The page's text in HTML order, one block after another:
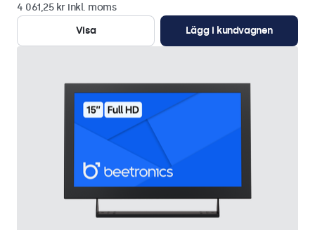
4 061,25 kr inkl. moms
Visa
Lägg i kundvagnen